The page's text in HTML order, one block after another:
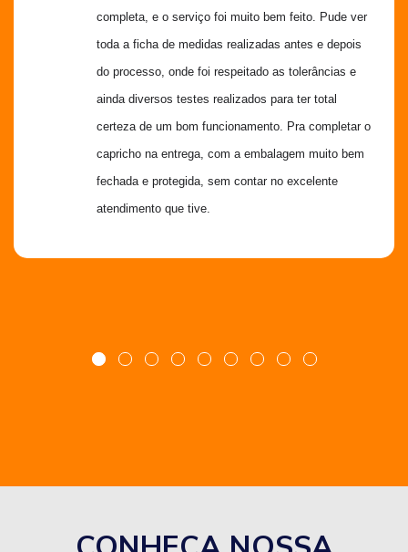
completa, e o serviço foi muito bem feito. Pude ver
toda a ficha de medidas realizadas antes e depois
do processo, onde foi respeitado as tolerâncias e
ainda diversos testes realizados para ter total
certeza de um bom funcionamento. Pra completar o
capricho na entrega, com a embalagem muito bem
fechada e protegida, sem contar no excelente
atendimento que tive.